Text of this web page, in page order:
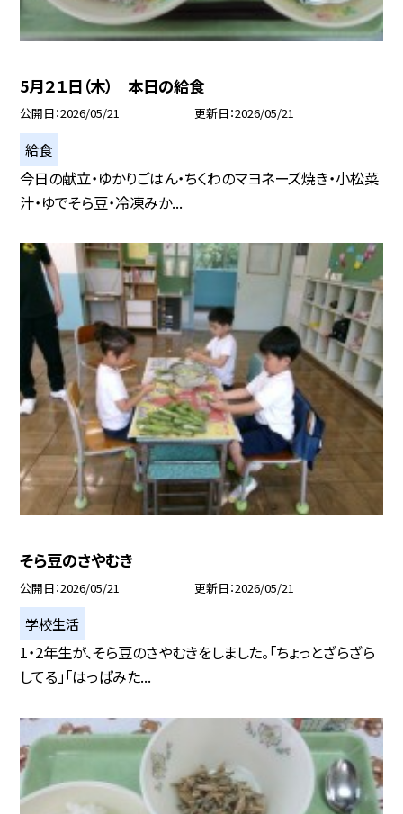
5月２１日（木） 本日の給食
公開日 2026/05/21 更新日 2026/05/21
給食
今日の献立・ゆかりごはん・ちくわのマヨネーズ焼き・小松菜
汁・ゆでそら豆・冷凍みか...
そら豆のさやむき
公開日 2026/05/21 更新日 2026/05/21
学校生活
1・2年生が、そら豆のさやむきをしました。「ちょっとざらざら
してる」「はっぱみた...